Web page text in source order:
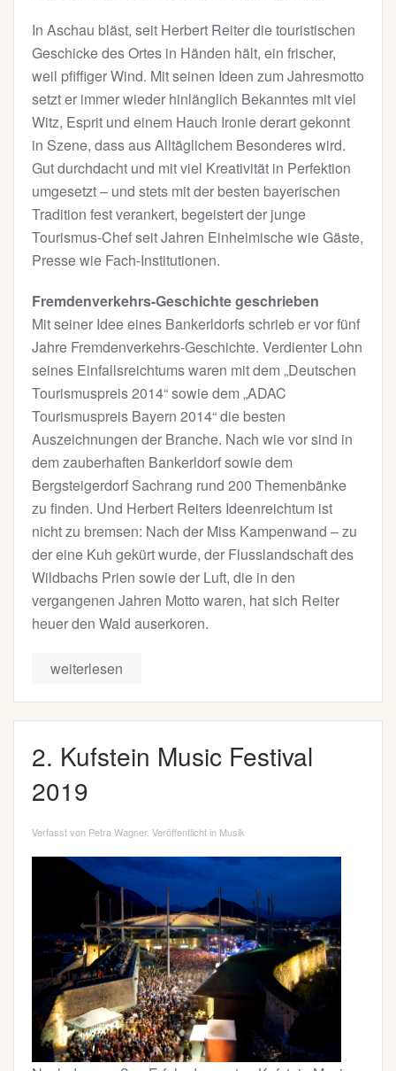
In Aschau bläst, seit Herbert Reiter die touristischen
Geschicke des Ortes in Händen hält, ein frischer,
weil pfiffiger Wind. Mit seinen Ideen zum Jahresmotto
setzt er immer wieder hinlänglich Bekanntes mit viel
Witz, Esprit und einem Hauch Ironie derart gekonnt
in Szene, dass aus Alltäglichem Besonderes wird.
Gut durchdacht und mit viel Kreativität in Perfektion
umgesetzt – und stets mit der besten bayerischen
Tradition fest verankert, begeistert der junge
Tourismus-Chef seit Jahren Einheimische wie Gäste,
Presse wie Fach-Institutionen.
Fremdenverkehrs-Geschichte geschrieben
Mit seiner Idee eines Bankerldorfs schrieb er vor fünf
Jahre Fremdenverkehrs-Geschichte. Verdienter Lohn
seines Einfallsreichtums waren mit dem „Deutschen
Tourismuspreis 2014“ sowie dem „ADAC
Tourismuspreis Bayern 2014“ die besten
Auszeichnungen der Branche. Nach wie vor sind in
dem zauberhaften Bankerldorf sowie dem
Bergsteigerdorf Sachrang rund 200 Themenbänke
zu finden. Und Herbert Reiters Ideenreichtum ist
nicht zu bremsen: Nach der Miss Kampenwand – zu
der eine Kuh gekürt wurde, der Flusslandschaft des
Wildbachs Prien sowie der Luft, die in den
vergangenen Jahren Motto waren, hat sich Reiter
heuer den Wald auserkoren.
weiterlesen
2. Kufstein Music Festival
2019
Verfasst von Petra Wagner. Veröffentlicht in Musik